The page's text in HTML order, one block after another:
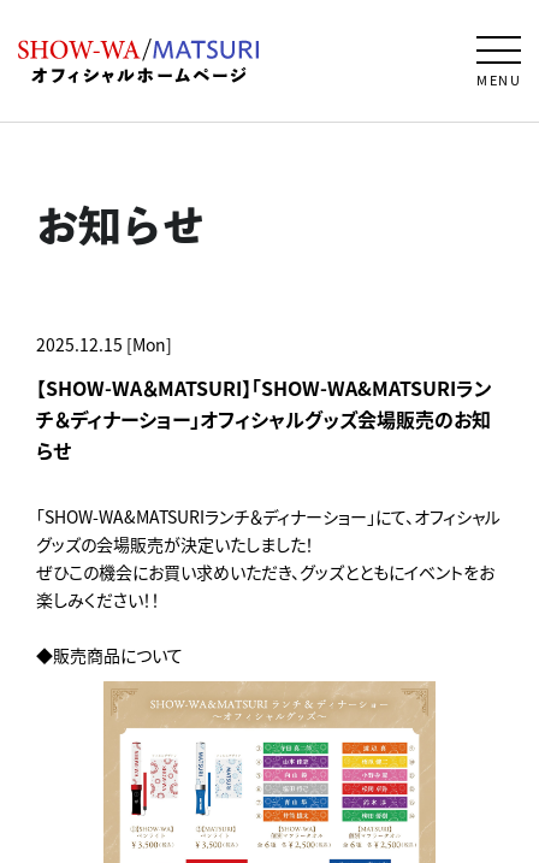
MENU
お知らせ
2025.12.15 [Mon]
【SHOW-WA＆MATSURI】「SHOW-WA&MATSURIラン
チ＆ディナーショー」オフィシャルグッズ会場販売のお知
らせ
「SHOW-WA&MATSURIランチ＆ディナーショー」にて、オフィシャル
グッズの会場販売が決定いたしました！
ぜひこの機会にお買い求めいただき、グッズとともにイベントをお
楽しみください！！
◆販売商品について